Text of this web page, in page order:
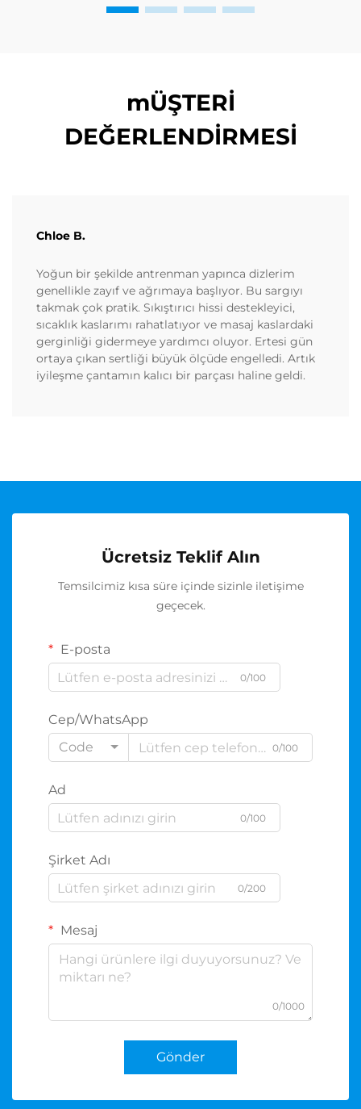
mÜŞTERİ
DEĞERLENDİRMESİ
Chloe B.
Yoğun bir şekilde antrenman yapınca dizlerim
genellikle zayıf ve ağrımaya başlıyor. Bu sargıyı
takmak çok pratik. Sıkıştırıcı hissi destekleyici,
sıcaklık kaslarımı rahatlatıyor ve masaj kaslardaki
gerginliği gidermeye yardımcı oluyor. Ertesi gün
ortaya çıkan sertliği büyük ölçüde engelledi. Artık
iyileşme çantamın kalıcı bir parçası haline geldi.
Ücretsiz Teklif Alın
Temsilcimiz kısa süre içinde sizinle iletişime
geçecek.
E-posta
0/100
Cep/WhatsApp
Code
0/100
Ad
0/100
Şirket Adı
0/200
Mesaj
0/1000
Gönder